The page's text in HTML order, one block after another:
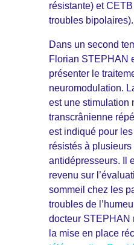
résistante) et
troubles bipolaires).
Dans un second
Florian STEPHAN
présenter le
neuromodulation.
est une stimulation
transcrânienne
est indiqué pour
résistés à plusieurs
antidépresseurs. Il
revenu sur
sommeil chez les
troubles de
docteur STEPHAN
la mise en place